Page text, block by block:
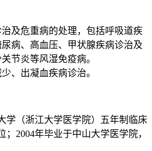
及危重病的处理，包括呼吸道疾
病、高血压、甲状腺疾病诊治及
节炎等风湿免疫病。
、出凝血疾病诊治。
学（浙江大学医学院）五年制临床
；2004年毕业于中山大学医学院，